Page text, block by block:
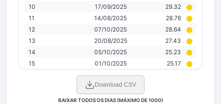
10
17/09/2025
29.32
11
14/08/2025
28.76
12
07/10/2025
28.64
13
20/08/2025
27.43
14
05/10/2025
25.23
15
01/10/2025 25.17
Download CSV
BAIXAR TODOS OS DIAS (MÁXIMO DE 1000)